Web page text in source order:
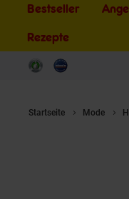
Bestseller
Rezepte
Startseite Mode